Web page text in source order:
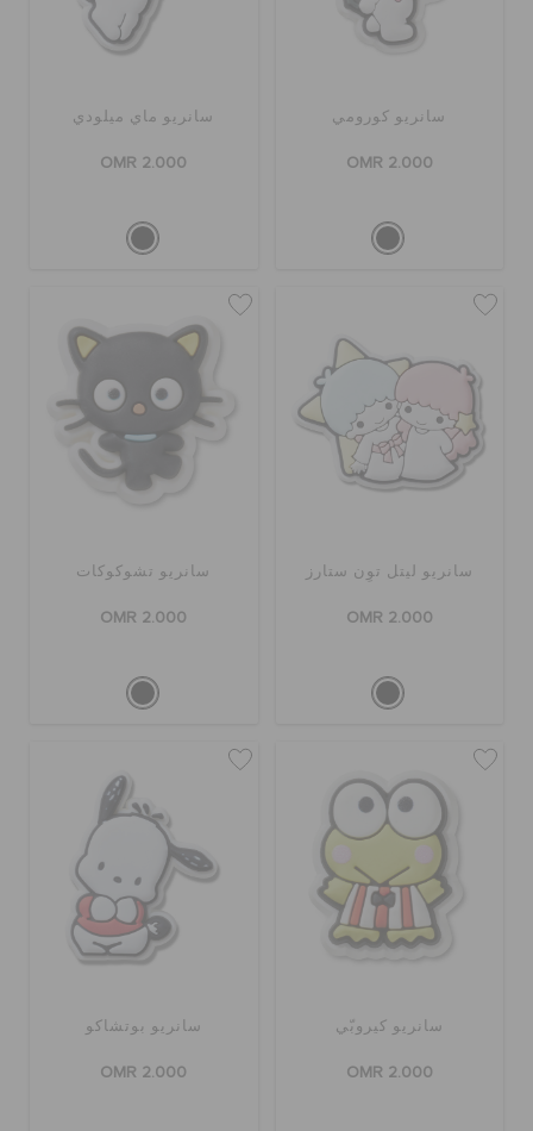
سانريو كورومي
OMR 2.000
سانريو ماي ميلودي
OMR 2.000
سانريو ليتل توِن ستارز
OMR 2.000
سانريو تشوكوكات
OMR 2.000
سانريو كيروبّي
OMR 2.000
سانريو بوتشاكو
OMR 2.000